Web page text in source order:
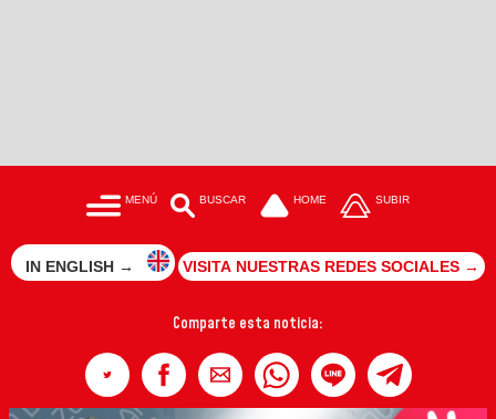
MENÚ BUSCAR HOME SUBIR
IN ENGLISH → VISITA NUESTRAS REDES SOCIALES →
Comparte esta noticia: